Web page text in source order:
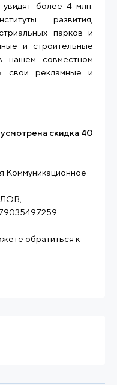
более 4 млн.
развития,
парков и
и строительные
нашем совместном
свои рекламные и
скидка 40
Коммуникационное
обратиться к